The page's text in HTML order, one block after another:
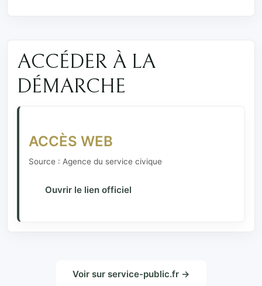
ACCÉDER À LA
DÉMARCHE
ACCÈS WEB
Source : Agence du service civique
Ouvrir le lien officiel
Voir sur service-public.fr →